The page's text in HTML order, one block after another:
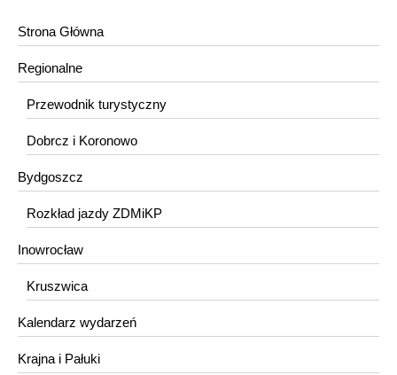
Strona Główna
Regionalne
Przewodnik turystyczny
Dobrcz i Koronowo
Bydgoszcz
Rozkład jazdy ZDMiKP
Inowrocław
Kruszwica
Kalendarz wydarzeń
Krajna i Pałuki